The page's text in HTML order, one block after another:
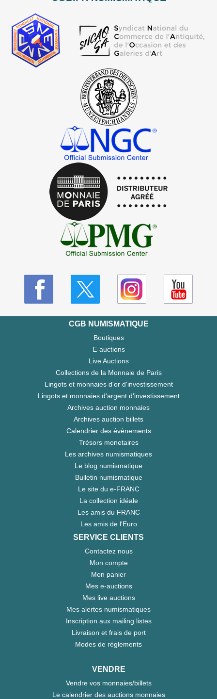
CGB NUMISMATIQUE
Boutiques
E-auctions
Live Auctions
Collections de la Monnaie de Paris
Lingots et monnaies d'or d'investissement
Lingots et monnaies d'argent d'investissement
Archives auction monnaies
Archives auction billets
Calendrier des évènements
Trésors monetaires
Les archives numismatiques
Le blog numismatique
Bulletin numismatique
Le site du e-FRANC
La collection idéale
Les amis du FRANC
Les amis de l'Euro
SERVICE CLIENTS
Contactez nous
Mon compte
Mon panier
Mes e-auctions
Mes live auctions
Mes alertes numismatiques
Inscription aux mailing listes
Livraison et frais de port
Modes de règlements
VENDRE
Vendre vos monnaies/billets
Le calendrier des auctions monnaies